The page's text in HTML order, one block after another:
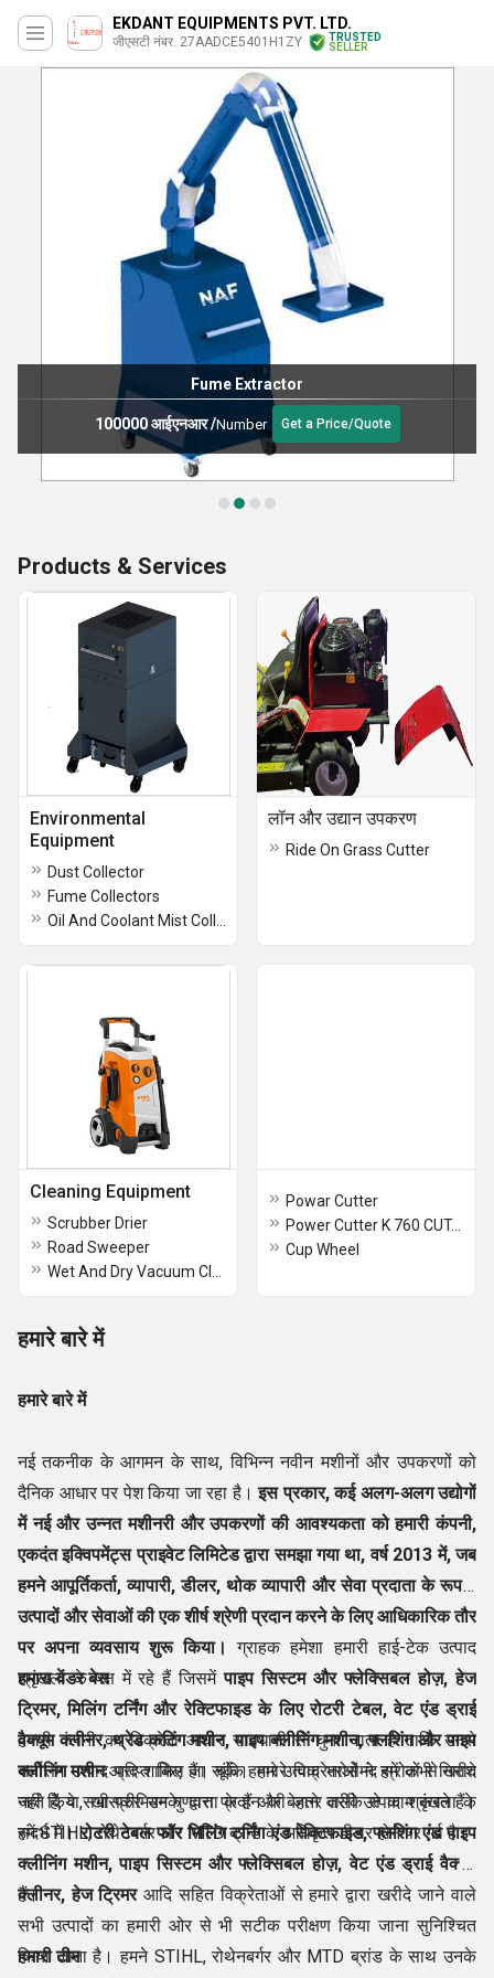
EKDANT EQUIPMENTS PVT. LTD.
जीएसटी नंबर. 27AADCE5401H1ZY
TRUSTED
SELLER
Fume Extractor
100000 आईएनआर/Number Get a Price/Quote
Products & Services
Environmental
Equipment
Dust Collector
Fume Collectors
लॉन और उद्यान उपकरण
Ride On Grass Cutter
Cleaning Equipment
Scrubber Drier
Road Sweeper
Powar Cutter
Power Cutter K 760 CUT-N-BREAK
Cup Wheel
हमारे बारे में
हमारे बारे में
नई तकनीक के आगमन के साथ, विभिन्न नवीन मशीनों और उपकरणों को
दैनिक आधार पर पेश किया जा रहा है।इस प्रकार, कई अलग-अलग उद्योगों
में नई और उन्नत मशीनरी और उपकरणों की आवश्यकता को हमारी कंपनी,
एकदंत इक्विपमेंट्स प्राइवेट लिमिटेड द्वारा समझा गया था, वर्ष 2013 में, जब
हमने आपूर्तिकर्ता, व्यापारी, डीलर, थोक व्यापारी और सेवा प्रदाता के रूप में
उत्पादों और सेवाओं की एक शीर्ष श्रेणी प्रदान करने के लिए आधिकारिक तौर
पर अपना व्यवसाय शुरू किया। ग्राहक हमेशा हमारी हाई-टेक उत्पाद
श्रृंखला के पक्ष में रहे हैं जिसमेंपाइप सिस्टम और फ्लेक्सिबल होज़, हेज
ट्रिमर, मिलिंग टर्निंग और रेक्टिफाइड के लिए रोटरी टेबल, वेट एंड ड्राई
वैक्यूम क्लीनर, थ्रेड कटिंग मशीन, पाइप क्लीनिंग मशीन, फ्लशिंग और पाइप
क्लीनिंग मशीनआदि शामिल हैं। चूंकि हमारे उत्पाद भरोसेमंद स्रोतों से खरीदे
जाते हैं, वे सभी प्रीमियम गुणवत्ता के हैं और बेहतर तरीके से काम करते हैं।
हमें STIHL, रोथेनबर्गर और MTD ब्रांड के अधिकृत डीलर होने पर गर्व है।
हमारा वेंडर बेस
हमारी कंपनी का विक्रेता आधार सावधानी से चुना जाता है ताकि उनसे
सर्वोत्तम उत्पाद प्राप्त किए जा सकें। हमारे विक्रेताओं ने हमें कभी निराश
नहीं किया, खासकर उनके द्वारा प्रदान की जाने वाली उत्पाद श्रृंखला के
संदर्भ में।रोटरी टेबल फॉर मिलिंग टर्निंग एंड रेक्टिफाइड, फ्लशिंग एंड पाइप
क्लीनिंग मशीन, पाइप सिस्टम और फ्लेक्सिबल होज़, वेट एंड ड्राई वैक्यूम
क्लीनर, हेज ट्रिमरआदि सहित विक्रेताओं से हमारे द्वारा खरीदे जाने वाले
सभी उत्पादों का हमारी ओर से भी सटीक परीक्षण किया जाना सुनिश्चित
किया जाता है। हमने STIHL, रोथेनबर्गर और MTD ब्रांड के साथ उनके
हैं।
हमारी टीम